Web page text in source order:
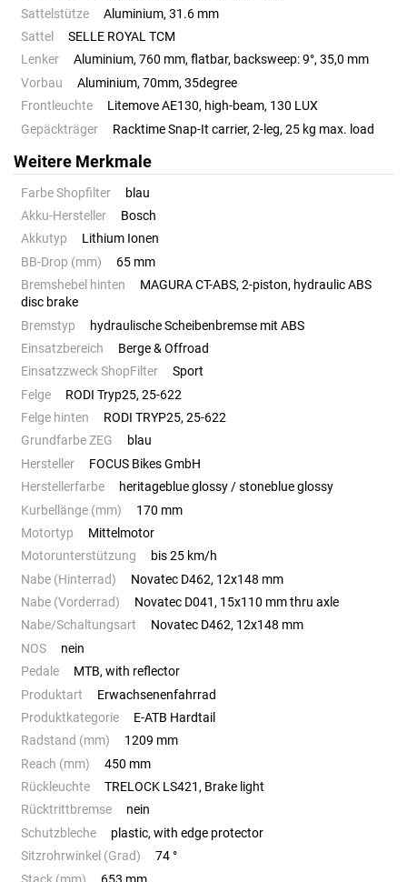
Sattelstütze
Aluminium, 31.6 mm
Sattel
SELLE ROYAL TCM
Lenker
Aluminium, 760 mm, flatbar, backsweep: 9°, 35,0 mm
Vorbau
Aluminium, 70mm, 35degree
Frontleuchte
Litemove AE130, high-beam, 130 LUX
Gepäckträger
Racktime Snap-It carrier, 2-leg, 25 kg max. load
Weitere Merkmale
Farbe Shopfilter
blau
Akku-Hersteller
Bosch
Akkutyp
Lithium Ionen
BB-Drop (mm)
65 mm
Bremshebel hinten
MAGURA CT-ABS, 2-piston, hydraulic ABS
disc brake
Bremstyp
hydraulische Scheibenbremse mit ABS
Einsatzbereich
Berge & Offroad
Einsatzzweck ShopFilter
Sport
Felge
RODI Tryp25, 25-622
Felge hinten
RODI TRYP25, 25-622
Grundfarbe ZEG
blau
Hersteller
FOCUS Bikes GmbH
Herstellerfarbe
heritageblue glossy / stoneblue glossy
Kurbellänge (mm)
170 mm
Motortyp
Mittelmotor
Motorunterstützung
bis 25 km/h
Nabe (Hinterrad)
Novatec D462, 12x148 mm
Nabe (Vorderrad)
Novatec D041, 15x110 mm thru axle
Nabe/Schaltungsart
Novatec D462, 12x148 mm
NOS
nein
Pedale
MTB, with reflector
Produktart
Erwachsenenfahrrad
Produktkategorie
E-ATB Hardtail
Radstand (mm)
1209 mm
Reach (mm)
450 mm
Rückleuchte
TRELOCK LS421, Brake light
Rücktrittbremse
nein
Schutzbleche
plastic, with edge protector
Sitzrohrwinkel (Grad)
74 °